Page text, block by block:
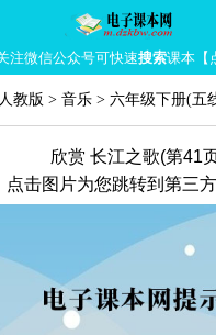
注微信公众号可快速搜索课本【
人教版 > 音乐 > 六年级下册(五
欣赏 长江之歌(第41
点击图片为您跳转到第三